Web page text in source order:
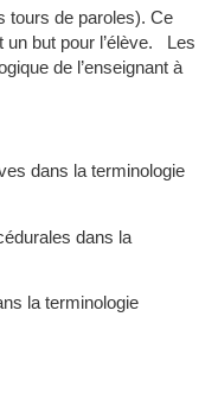
tours de paroles). Ce
un but pour l’élève. Les
de l’enseignant à
dans la terminologie
dans la
la terminologie